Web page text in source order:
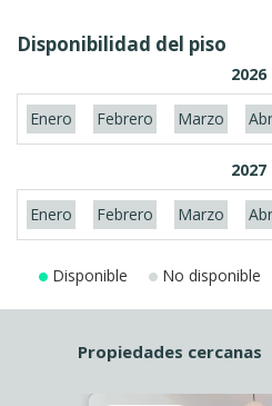
Disponibilidad del piso
2026
Enero Febrero Marzo
2027
Enero Febrero Marzo
Disponible No disponible
Propiedades cercanas